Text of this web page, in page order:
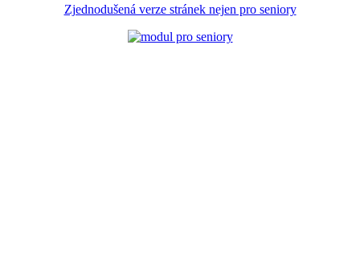
Zjednodušená verze stránek nejen pro seniory